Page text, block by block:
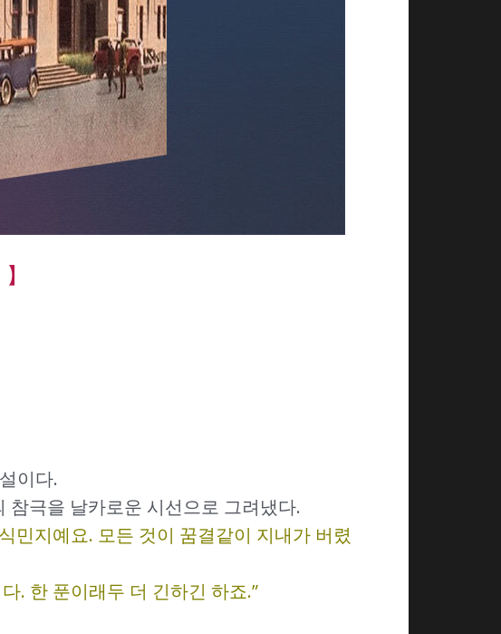
이다.
극을 날카로운 시선으로 그려냈다.
민지예요. 모든 것이 꿈결같이 지내가 버렸
. 한 푼이래두 더 긴하긴 하죠.”